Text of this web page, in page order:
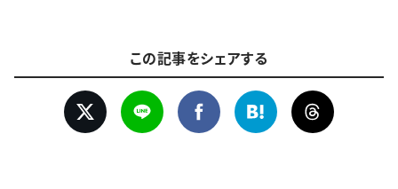
この記事をシェアする